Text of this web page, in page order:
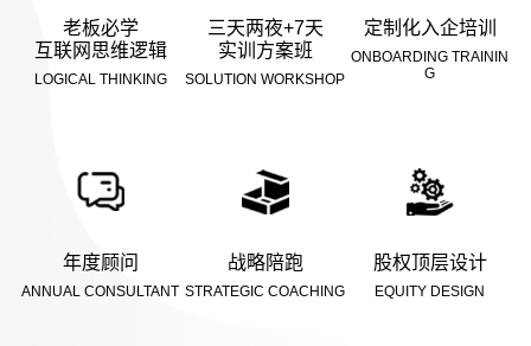
老板必学
互联网思维逻辑
LOGICAL THINKING
三天两夜+7天
实训方案班
SOLUTION WORKSHOP
定制化入企培训
ONBOARDING TRAININ
G
年度顾问
ANNUAL CONSULTANT
战略陪跑
STRATEGIC COACHING
股权顶层设计
EQUITY DESIGN